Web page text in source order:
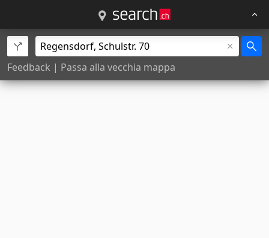
Feedback | Passa alla vecchia mappa